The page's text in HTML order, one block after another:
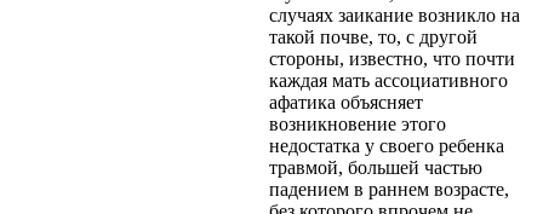
случаях заикание возникло на
такой почве, то, с другой
стороны, известно, что почти
каждая мать ассоциативного
афатика объясняет
возникновение этого
недостатка у своего ребенка
травмой, большей частью
падением в раннем возрасте,